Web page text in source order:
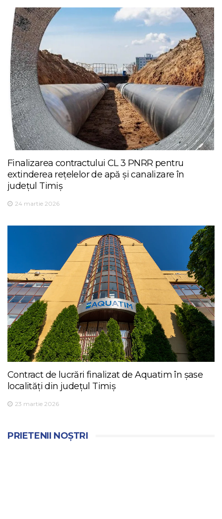
Finalizarea contractului CL 3 PNRR pentru
extinderea rețelelor de apă și canalizare în
județul Timiș
24 martie 2026
Contract de lucrări finalizat de Aquatim în șase
localități din județul Timiș
23 martie 2026
PRIETENII NOȘTRI